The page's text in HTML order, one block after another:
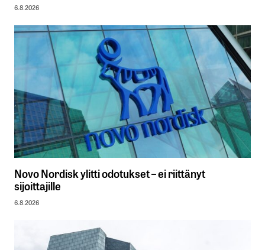
6.8.2026
Novo Nordisk ylitti odotukset – ei riittänyt
sijoittajille
6.8.2026